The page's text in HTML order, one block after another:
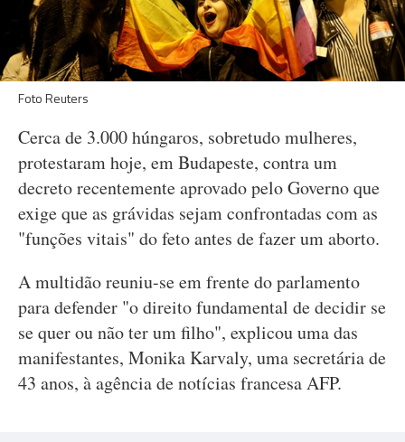
Foto Reuters
Cerca de 3.000 húngaros, sobretudo mulheres,
protestaram hoje, em Budapeste, contra um
decreto recentemente aprovado pelo Governo que
exige que as grávidas sejam confrontadas com as
"funções vitais" do feto antes de fazer um aborto.
A multidão reuniu-se em frente do parlamento
para defender "o direito fundamental de decidir se
se quer ou não ter um filho", explicou uma das
manifestantes, Monika Karvaly, uma secretária de
43 anos, à agência de notícias francesa AFP.